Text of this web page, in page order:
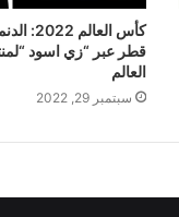
كأس
قطر عبر “زي اسود
العالم
سبتمبر 29, 2022